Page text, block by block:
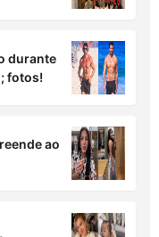
durante
fotos!
ao